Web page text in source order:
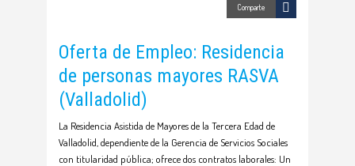
Comparte
Oferta de Empleo: Residencia
de personas mayores RASVA
(Valladolid)
La Residencia Asistida de Mayores de la Tercera Edad de
Valladolid, dependiente de la Gerencia de Servicios Sociales
con titularidad pública; ofrece dos contratos laborales: Un